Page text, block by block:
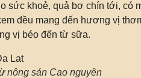
sức khoẻ, quả bơ chín tới, có
đều mang đến hương vị
vị béo đến từ sữa.
nông sản Cao nguyên